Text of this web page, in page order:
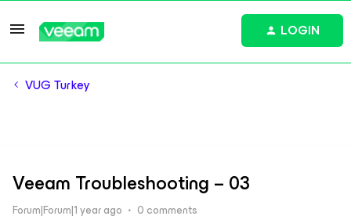
LOGIN
VUG Turkey
Veeam Troubleshooting – 03
Forum|Forum|1 year ago 0 comments